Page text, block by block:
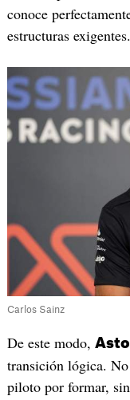
conoce
estructuras exigentes.
Carlos Sainz
De este modo,
transición lógica.
piloto por formar,